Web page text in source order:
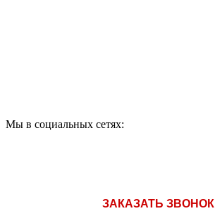
Мы в социальных сетях:
ЗАКАЗАТЬ ЗВОНОК